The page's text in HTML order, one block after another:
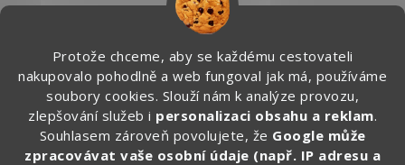
Protože chceme, aby se každému cestovateli
nakupovalo pohodlně a web fungoval jak má, používáme
soubory cookies. Slouží nám k analýze provozu,
zlepšování služeb i personalizaci obsahu a reklam.
Souhlasem zároveň povolujete, že Google může
zpracovávat vaše osobní údaje (např. IP adresu a
Kontakt
info@zapakuj.cz
+420 734 266 587 (PO-PÁ, 9:00 – 17:00)
Zapakuj CZ/SK